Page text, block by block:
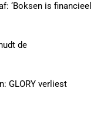
‘Boksen is financieel
de
GLORY verliest